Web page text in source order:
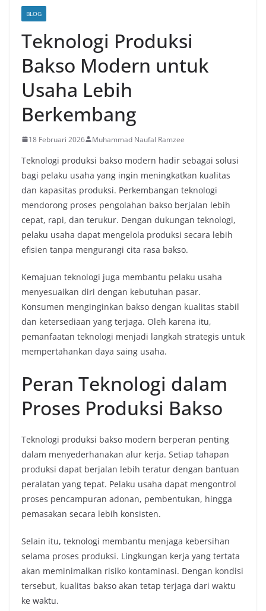
BLOG
Teknologi Produksi
Bakso Modern untuk
Usaha Lebih
Berkembang
18 Februari 2026 Muhammad Naufal Ramzee
Teknologi produksi bakso modern hadir sebagai solusi
bagi pelaku usaha yang ingin meningkatkan kualitas
dan kapasitas produksi. Perkembangan teknologi
mendorong proses pengolahan bakso berjalan lebih
cepat, rapi, dan terukur. Dengan dukungan teknologi,
pelaku usaha dapat mengelola produksi secara lebih
efisien tanpa mengurangi cita rasa bakso.
Kemajuan teknologi juga membantu pelaku usaha
menyesuaikan diri dengan kebutuhan pasar.
Konsumen menginginkan bakso dengan kualitas stabil
dan ketersediaan yang terjaga. Oleh karena itu,
pemanfaatan teknologi menjadi langkah strategis untuk
mempertahankan daya saing usaha.
Peran Teknologi dalam
Proses Produksi Bakso
Teknologi produksi bakso modern berperan penting
dalam menyederhanakan alur kerja. Setiap tahapan
produksi dapat berjalan lebih teratur dengan bantuan
peralatan yang tepat. Pelaku usaha dapat mengontrol
proses pencampuran adonan, pembentukan, hingga
pemasakan secara lebih konsisten.
Selain itu, teknologi membantu menjaga kebersihan
selama proses produksi. Lingkungan kerja yang tertata
akan meminimalkan risiko kontaminasi. Dengan kondisi
tersebut, kualitas bakso akan tetap terjaga dari waktu
ke waktu.